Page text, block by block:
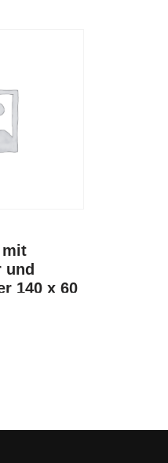
mit
und
140 x 60